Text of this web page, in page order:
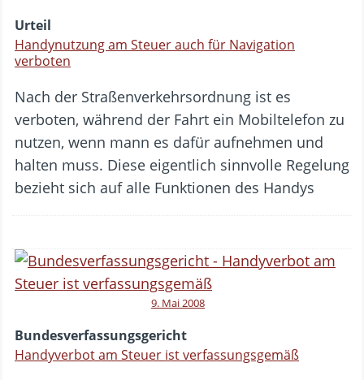
Urteil
Handynutzung am Steuer auch für Navigation
verboten
Nach der Straßenverkehrsordnung ist es
verboten, während der Fahrt ein Mobiltelefon zu
nutzen, wenn mann es dafür aufnehmen und
halten muss. Diese eigentlich sinnvolle Regelung
bezieht sich auf alle Funktionen des Handys
9. Mai 2008
Bundesverfassungsgericht
Handyverbot am Steuer ist verfassungsgemäß